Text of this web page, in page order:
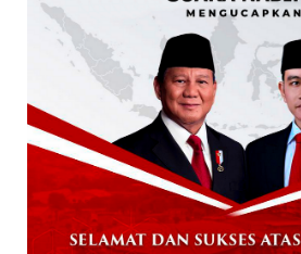
January 27, 2026
NABIRE
Data Masuk 44,16
Masih Unggul
December 02,
DAERAH
Paslon Wagi Unggul
Papua Tengah,
December 02,